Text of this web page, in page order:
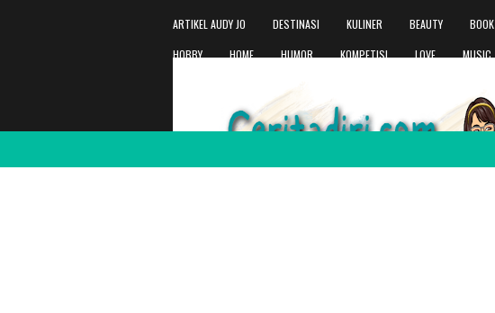
ARTIKEL AUDY JO DESTINASI KULINER BEAUTY BOOK
HOBBY
HOME HUMOR KOMPETISI LOVE MUSIC